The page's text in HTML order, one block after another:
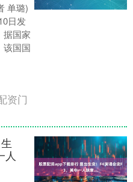
单璐)
日发
据国家
该国国
资门
人